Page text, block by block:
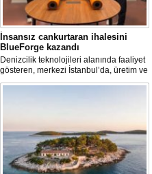
İnsansız cankurtaran ihalesini
BlueForge kazandı
Denizcilik teknolojileri alanında faaliyet
gösteren, merkezi İstanbul’da, üretim ve
Ar-Ge faaliyetlerinin önemli bölümünü